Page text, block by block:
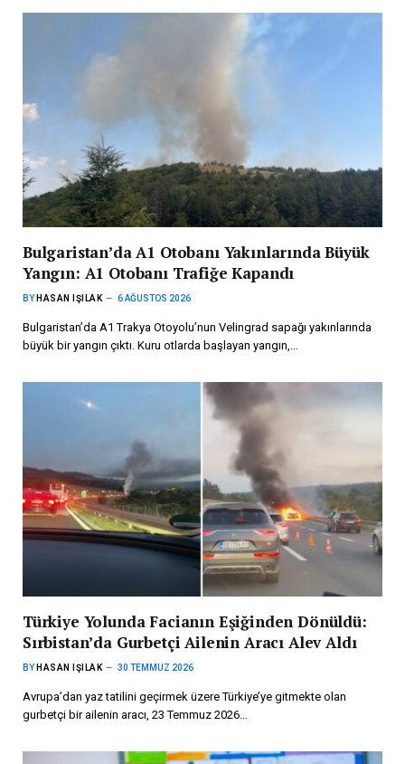
Bulgaristan’da A1 Otobanı Yakınlarında Büyük
Yangın: A1 Otobanı Trafiğe Kapandı
BY HASAN IŞILAK 6 AĞUSTOS 2026
Bulgaristan’da A1 Trakya Otoyolu’nun Velingrad sapağı yakınlarında
büyük bir yangın çıktı. Kuru otlarda başlayan yangın,…
Türkiye Yolunda Facianın Eşiğinden Dönüldü:
Sırbistan’da Gurbetçi Ailenin Aracı Alev Aldı
BY HASAN IŞILAK 30 TEMMUZ 2026
Avrupa’dan yaz tatilini geçirmek üzere Türkiye’ye gitmekte olan
gurbetçi bir ailenin aracı, 23 Temmuz 2026…